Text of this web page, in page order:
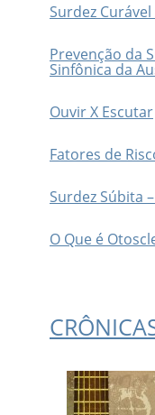
Surdez
Prevenção da
Sinfônica da
Ouvir X Escutar
Fatores de
Surdez Súbita
O Que é